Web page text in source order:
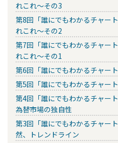
れこれ～その3
第8回「誰にでもわかるチャー
れこれ～その2
第7回「誰にでもわかるチャー
れこれ～その1
第6回「誰にでもわかるチャー
第5回「誰にでもわかるチャー
第4回「誰にでもわかるチャー
為替市場の独自性
第3回「誰にでもわかるチャー
然、トレンドライン